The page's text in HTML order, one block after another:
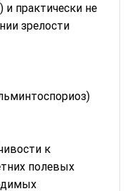
и практически не
зрелости
к
полевых